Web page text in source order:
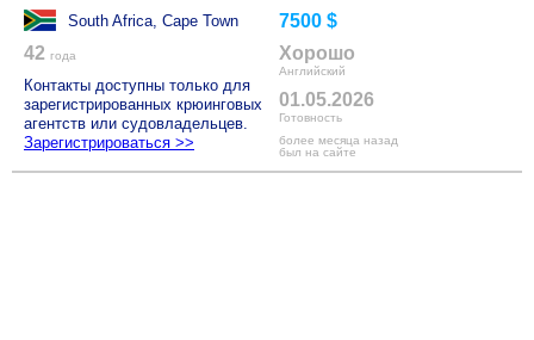
South Africa, Cape Town
42 года
Контакты доступны только для
зарегистрированных крюинговых
агентств или судовладельцев.
Зарегистрироваться >>
7500 $
Хорошо
Английский
01.05.2026
Готовность
более месяца назад
был на сайте